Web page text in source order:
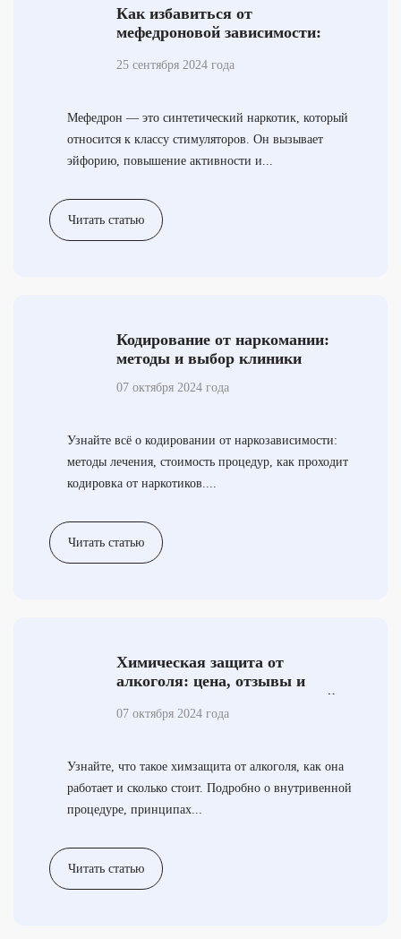
Как избавиться от
мефедроновой зависимости:
25 сентября 2024 года
Мефедрон — это синтетический наркотик, который
относится к классу стимуляторов. Он вызывает
эйфорию, повышение активности и...
Читать статью
Кодирование от наркомании:
методы и выбор клиники
07 октября 2024 года
Узнайте всё о кодировании от наркозависимости:
методы лечения, стоимость процедур, как проходит
кодировка от наркотиков....
Читать статью
Химическая защита от
алкоголя: цена, отзывы и
эффективность внутривенной
кодировки
07 октября 2024 года
Узнайте, что такое химзащита от алкоголя, как она
работает и сколько стоит. Подробно о внутривенной
процедуре, принципах...
Читать статью